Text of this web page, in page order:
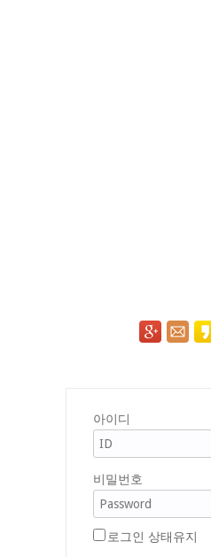
아이디
비밀번호
로그인 상태유지